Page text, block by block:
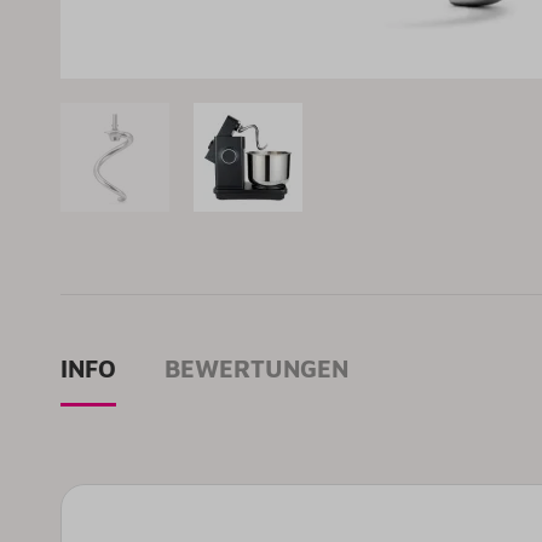
INFO BEWERTUNGEN